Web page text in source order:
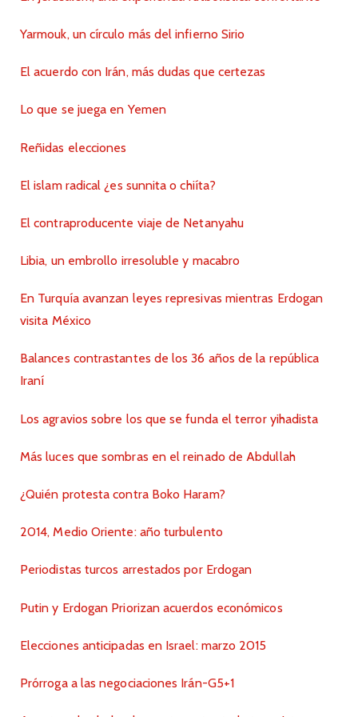
Yarmouk, un círculo más del infierno Sirio
El acuerdo con Irán, más dudas que certezas
Lo que se juega en Yemen
Reñidas elecciones
El islam radical ¿es sunnita o chiíta?
El contraproducente viaje de Netanyahu
Libia, un embrollo irresoluble y macabro
En Turquía avanzan leyes represivas mientras Erdogan
visita México
Balances contrastantes de los 36 años de la república
Iraní
Los agravios sobre los que se funda el terror yihadista
Más luces que sombras en el reinado de Abdullah
¿Quién protesta contra Boko Haram?
2014, Medio Oriente: año turbulento
Periodistas turcos arrestados por Erdogan
Putin y Erdogan Priorizan acuerdos económicos
Elecciones anticipadas en Israel: marzo 2015
Prórroga a las negociaciones Irán-G5+1